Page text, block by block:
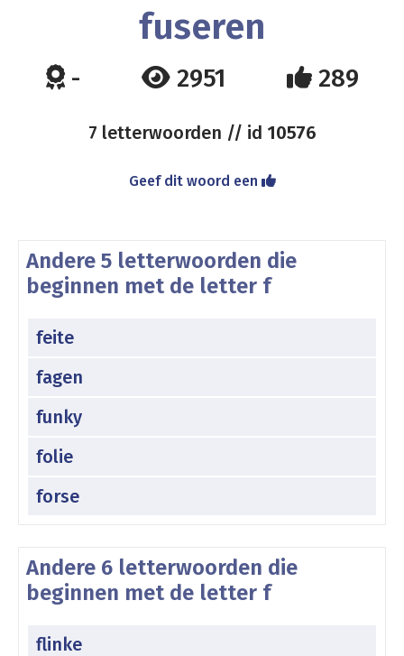
fuseren
- 2951 289
7 letterwoorden // id 10576
Geef dit woord een
Andere 5 letterwoorden die
beginnen met de letter f
feite
fagen
funky
folie
forse
Andere 6 letterwoorden die
beginnen met de letter f
flinke